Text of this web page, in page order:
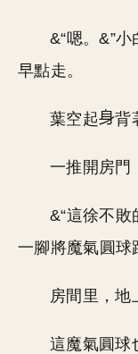
&“嗯。&”
早點走。
葉空起 背
一推開房門
&“這徐不敗
一腳將魔氣圓球
房間里，地
這魔氣圓球